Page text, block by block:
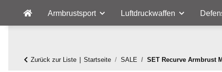
Armbrustsport Luftdruckwaffen
Zurück zur Liste Startseite SALE SET Recurve Armbrust